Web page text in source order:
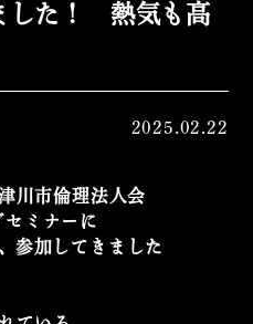
した！ 熱気も高
2025.02.22
川市倫理法人会
ミナーに
参加してきました